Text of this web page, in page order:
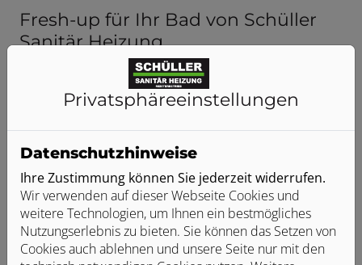
Fresh-up für Ihr Bad von Schüller
Sanitär Heizung
Mit gezielten Akzenten rundum wohler
Ein variabler Duschstrahl, der wohltuend massiert.
Moderne Armaturen, die dem Auge schmeicheln. Oder
eine stimmungsvolle Beleuchtung, die wunderbar
entspannt. Es sind solche Details, die Ihr Bad jeden Tag
zu etwas Besonderem machen. Wir zeigen Ihnen, wie
Sie mit kleinen Veränderungen und wenig Aufwand
große Wirkung erzielen.
Privatsphäre­einstellungen
Datenschutzhinweise
Ihre Zustimmung können Sie jederzeit widerrufen.
Wir verwenden auf dieser Webseite Cookies und
weitere Technologien, um Ihnen ein bestmögliches
Nutzungserlebnis zu bieten. Sie können das Setzen von
Cookies auch ablehnen und unsere Seite nur mit den